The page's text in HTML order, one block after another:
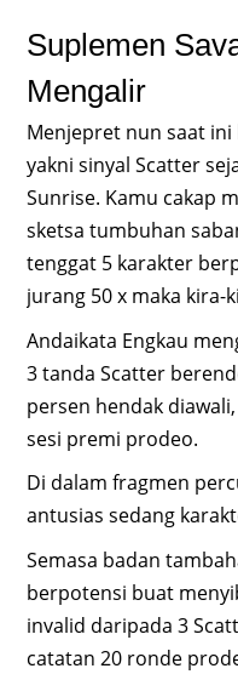
Suplemen
Mengalir
Menjepret nun saat
yakni sinyal Scatter
Sunrise. Kamu cakap
sketsa tumbuhan
tenggat 5 karakter
jurang 50 x maka kira-
Andaikata Engkau
3 tanda Scatter
persen hendak
sesi premi prodeo.
Di dalam fragmen
antusias sedang
Semasa badan
berpotensi buat
invalid daripada 3
catatan 20 ronde